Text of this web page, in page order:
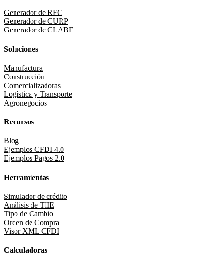
Generador de RFC
Generador de CURP
Generador de CLABE
Soluciones
Manufactura
Construcción
Comercializadoras
Logística y Transporte
Agronegocios
Recursos
Blog
Ejemplos CFDI 4.0
Ejemplos Pagos 2.0
Herramientas
Simulador de crédito
Análisis de TIIE
Tipo de Cambio
Orden de Compra
Visor XML CFDI
Calculadoras